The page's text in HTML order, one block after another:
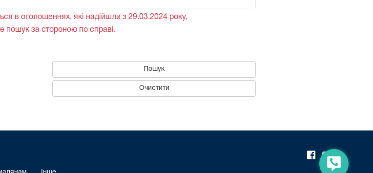
в оголошеннях, які надійшли з 29.03.2024 року,
пошук за стороною по справі.
Пошук
Очистити